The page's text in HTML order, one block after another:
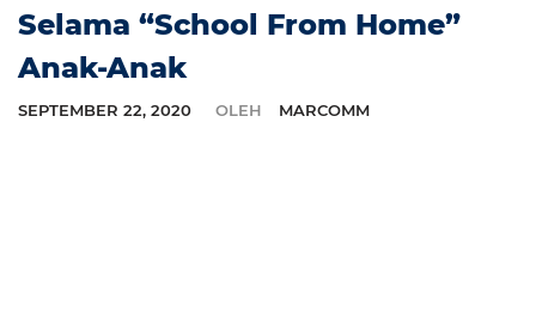
Selama “School From Home”
Anak-Anak
SEPTEMBER 22, 2020 OLEH MARCOMM